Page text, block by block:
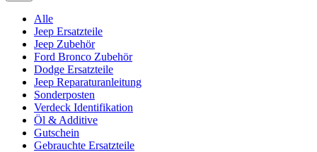
Alle
Jeep Ersatzteile
Jeep Zubehör
Ford Bronco Zubehör
Dodge Ersatzteile
Jeep Reparaturanleitung
Sonderposten
Verdeck Identifikation
Öl & Additive
Gutschein
Gebrauchte Ersatzteile